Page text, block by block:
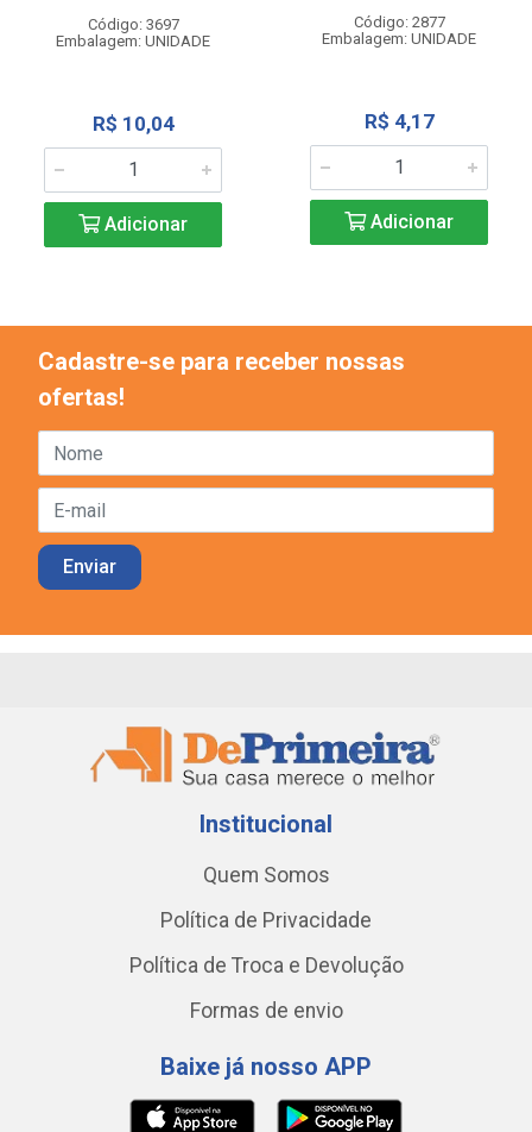
Código: 3697
Embalagem: UNIDADE
R$ 10,04
Adicionar
Código: 2877
Embalagem: UNIDADE
R$ 4,17
Adicionar
Cadastre-se para receber nossas
ofertas!
Institucional
Quem Somos
Política de Privacidade
Política de Troca e Devolução
Formas de envio
Baixe já nosso APP